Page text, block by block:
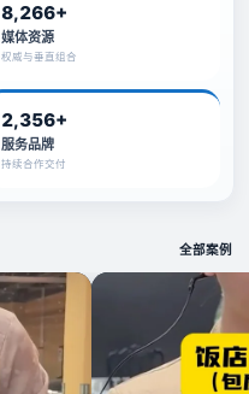
8,266+
媒体资源
权威与垂直组合
2,356+
服务品牌
持续合作交付
全部案例